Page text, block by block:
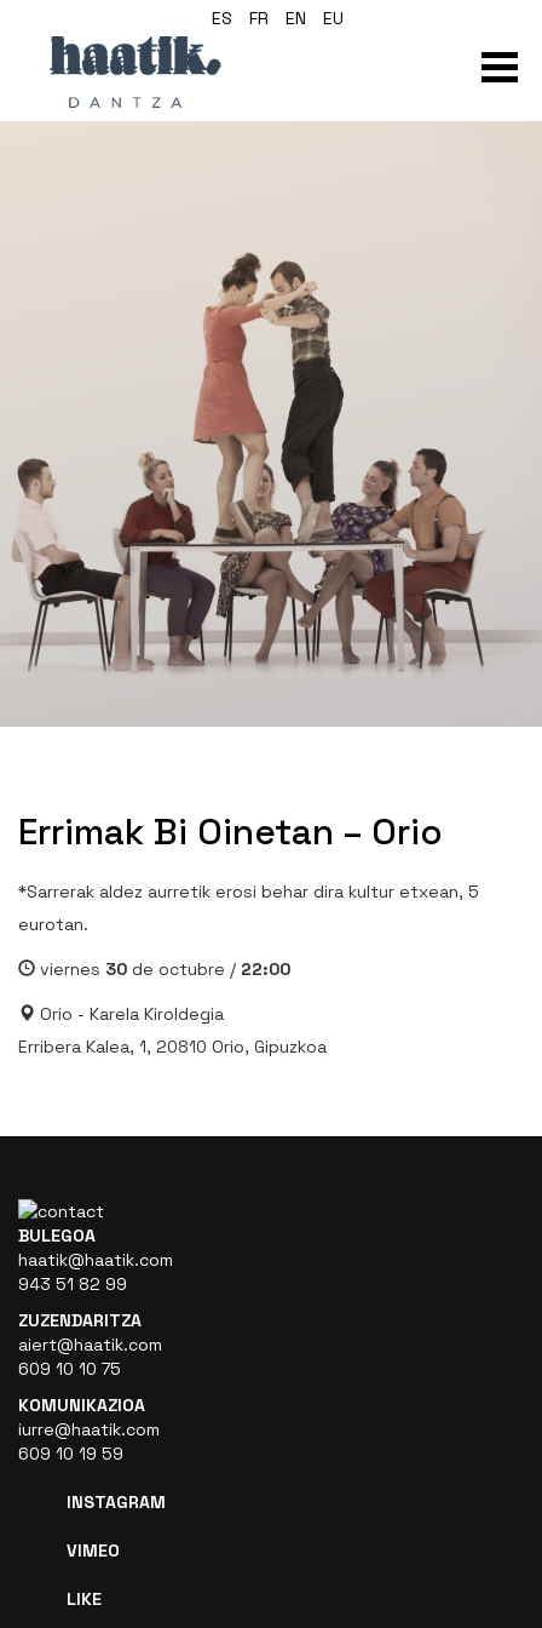
ES FR EN EU
Errimak Bi Oinetan – Orio
*Sarrerak aldez aurretik erosi behar dira kultur etxean, 5
eurotan.
viernes 30 de octubre / 22:00
Orio - Karela Kiroldegia
Erribera Kalea, 1, 20810 Orio, Gipuzkoa
BULEGOA
haatik@haatik.com
943 51 82 99
ZUZENDARITZA
aiert@haatik.com
609 10 10 75
KOMUNIKAZIOA
iurre@haatik.com
609 10 19 59
INSTAGRAM
VIMEO
LIKE